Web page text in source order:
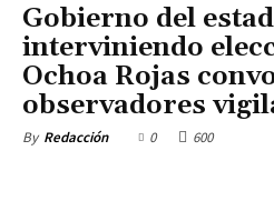
Gobierno del
interviniendo
Ochoa Rojas
observadores
By Redacción 0 600